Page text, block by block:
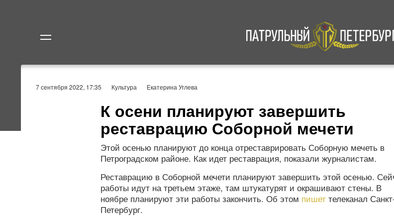
7 сентября 2022, 17:35 Культура Екатерина Углева
К осени планируют завершить
реставрацию Соборной мечети
Этой осенью планируют до конца отреставрировать Соборную мечеть в
Петроградском районе. Как идет реставрация, показали журналистам.
Реставрацию в Соборной мечети планируют завершить этой осенью.
работы идут на третьем этаже, там штукатурят и окрашивают стены. В
ноябре планируют эти работы закончить. Об этом пишет телеканал
Петербург.